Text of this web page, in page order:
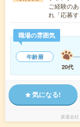
ご経験の
れ「応募
職場の雰囲気
年齢層
20代
気になる!
派遣会社